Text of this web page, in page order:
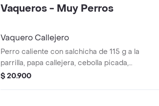
Vaqueros - Muy Perros
Vaquero Callejero
Perro caliente con salchicha de 115 g a la
parrilla, papa callejera, cebolla picada,
salsa blanca, salsa de tomate y mostaza
$ 20.900